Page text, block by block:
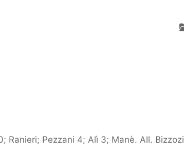
Ranieri; Pezzani 4; Alì 3; Manè. All. Bizzozi